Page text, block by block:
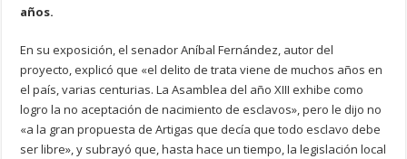
años.
En su exposición, el senador Aníbal Fernández, autor del
proyecto, explicó que «el delito de trata viene de muchos años en
el país, varias centurias. La Asamblea del año XIII exhibe como
logro la no aceptación de nacimiento de esclavos», pero le dijo no
«a la gran propuesta de Artigas que decía que todo esclavo debe
ser libre», y subrayó que, hasta hace un tiempo, la legislación local